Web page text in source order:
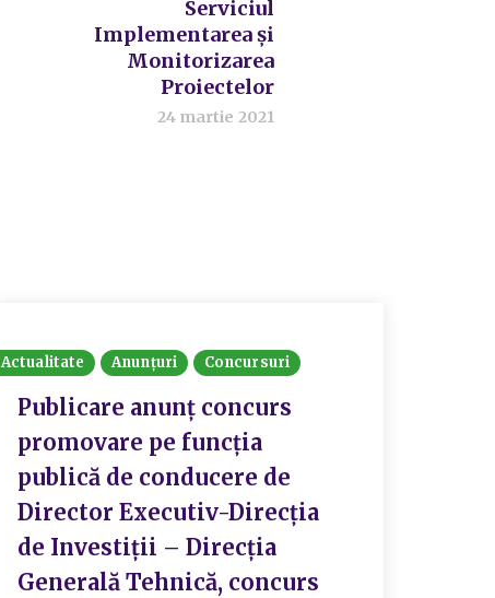
Serviciul
Implementarea și
Monitorizarea
Proiectelor
24 martie 2021
Actualitate Anunțuri Concursuri
Publicare anunț concurs
promovare pe funcția
publică de conducere de
Director Executiv-Direcția
de Investiții – Direcția
Generală Tehnică, concurs